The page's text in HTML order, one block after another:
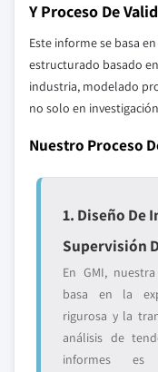
Y Proceso De
Este informe se basa
estructurado basado
industria, modelado
no solo en
Nuestro Proceso
1. Diseño De
Supervisión
En GMI,
basa en la
rigurosa y la
análisis de
informes es